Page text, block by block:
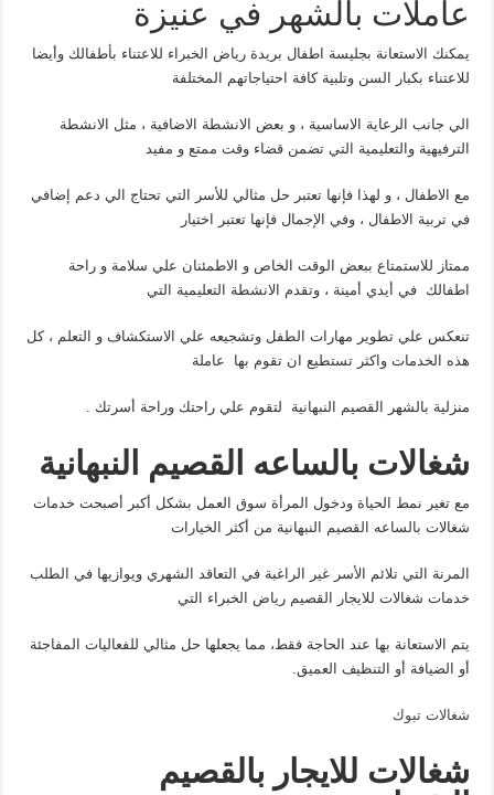
عاملات بالشهر في عنيزة
يمكنك الاستعانة بجليسة اطفال بريدة رياض الخبراء للاعتناء بأطفالك وأيضا
للاعتناء بكبار السن وتلبية كافة احتياجاتهم المختلفة
الي جانب الرعاية الاساسية ، و بعض الانشطة الاضافية ، مثل الانشطة
الترفيهية والتعليمية التي تضمن قضاء وقت ممتع و مفيد
مع الاطفال ، و لهذا فإنها تعتبر حل مثالي للأسر التي تحتاج الي دعم إضافي
في تربية الاطفال ، وفي الإجمال فإنها تعتبر اختيار
ممتاز للاستمتاع ببعض الوقت الخاص و الاطمئنان علي سلامة و راحة
اطفالك في أيدي أمينة ، وتقدم الانشطة التعليمية التي
تنعكس علي تطوير مهارات الطفل وتشجيعه علي الاستكشاف و التعلم ، كل
هذه الخدمات واكثر تستطيع ان تقوم بها عاملة
منزلية بالشهر القصيم النبهانية لتقوم علي راحتك وراحة أسرتك .
شغالات بالساعه القصيم النبهانية
مع تغير نمط الحياة ودخول المرأة سوق العمل بشكل أكبر أصبحت خدمات
شغالات بالساعه القصيم النبهانية من أكثر الخيارات
المرنة التي تلائم الأسر غير الراغبة في التعاقد الشهري ويوازيها في الطلب
خدمات شغالات للايجار القصيم رياض الخبراء التي
يتم الاستعانة بها عند الحاجة فقط، مما يجعلها حل مثالي للفعاليات المفاجئة
أو الضيافة أو التنظيف العميق.
شغالات تبوك
شغالات للايجار بالقصيم